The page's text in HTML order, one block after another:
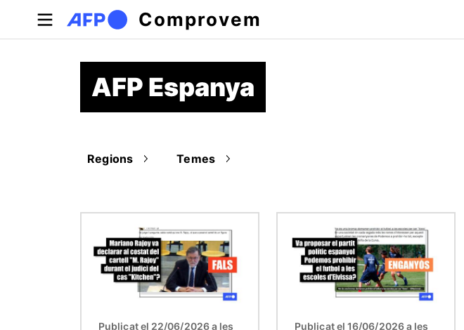
Comprovem
AFP Espanya
Regions Temes
Publicat el 22/06/2026 a les
Publicat el 16/06/2026 a les